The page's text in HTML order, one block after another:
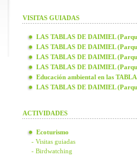
VISITAS GUIADAS
LAS TABLAS DE DAIMIEL
LAS TABLAS DE DAIMIEL
LAS TABLAS DE DAIMIEL
LAS TABLAS DE DAIMIEL
Educación ambiental en las
LAS TABLAS DE DAIMIEL
ACTIVIDADES
Ecoturismo
- Visitas guiadas
- Birdwatching